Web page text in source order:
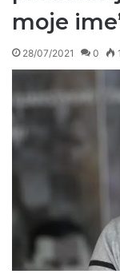
moje
28/07/2021 0